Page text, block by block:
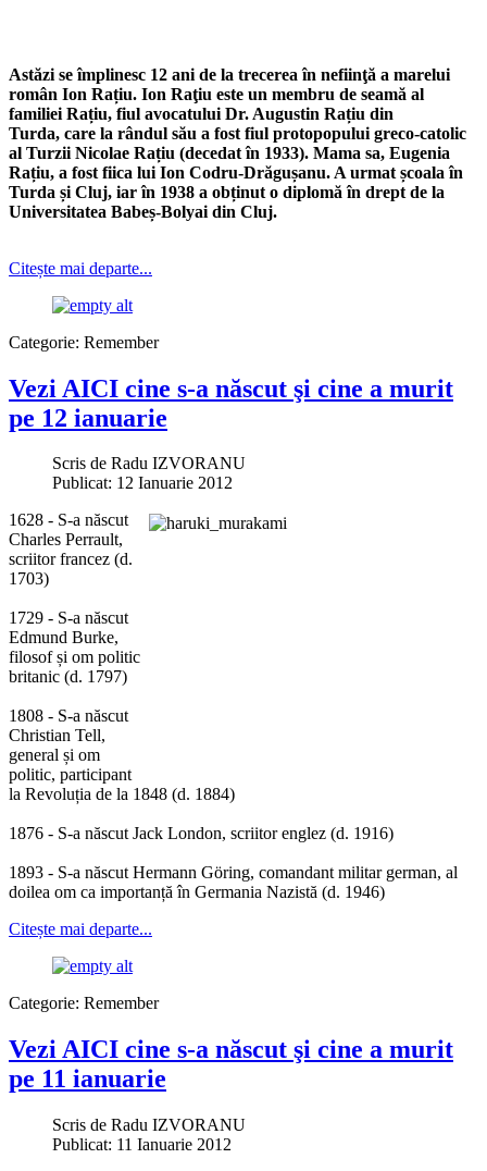
Astăzi se împlinesc 12 ani de la trecerea în nefiinţă a marelui
român Ion Rațiu. Ion Raţiu este un membru de seamă al
familiei Rațiu, fiul avocatului Dr. Augustin Rațiu din
Turda, care la rândul său a fost fiul protopopului greco-catolic
al Turzii Nicolae Rațiu (decedat în 1933). Mama sa, Eugenia
Rațiu, a fost fiica lui Ion Codru-Drăgușanu. A urmat școala în
Turda și Cluj, iar în 1938 a obținut o diplomă în drept de la
Universitatea Babeș-Bolyai din Cluj.
Citește mai departe...
Categorie: Remember
Vezi AICI cine s-a născut şi cine a murit
pe 12 ianuarie
Scris de Radu IZVORANU
Publicat: 12 Ianuarie 2012
1628 - S-a născut
Charles Perrault,
scriitor francez (d.
1703)
1729 - S-a născut
Edmund Burke,
filosof și om politic
britanic (d. 1797)
1808 - S-a născut
Christian Tell,
general și om
politic, participant
la Revoluția de la 1848 (d. 1884)
1876 - S-a născut Jack London, scriitor englez (d. 1916)
1893 - S-a născut Hermann Göring, comandant militar german, al
doilea om ca importanță în Germania Nazistă (d. 1946)
Citește mai departe...
Categorie: Remember
Vezi AICI cine s-a născut şi cine a murit
pe 11 ianuarie
Scris de Radu IZVORANU
Publicat: 11 Ianuarie 2012